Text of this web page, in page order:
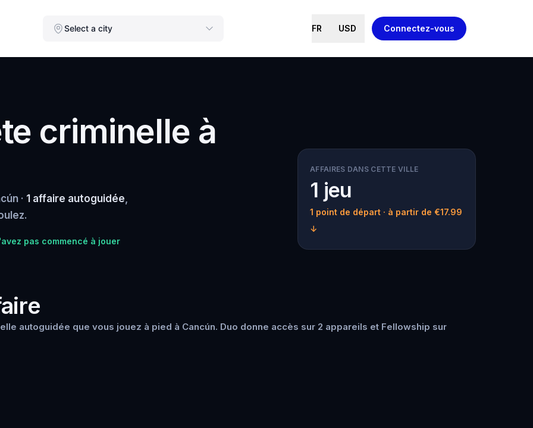
Select a city FR USD Connectez-vous
criminelle à
· 1 affaire autoguidée,
pas commencé à jouer
AFFAIRES DANS CETTE VILLE
1 jeu
1 point de départ · à partir de €17.99
↓
autoguidée que vous jouez à pied à Cancún. Duo donne accès sur 2 appareils et Fellowship sur